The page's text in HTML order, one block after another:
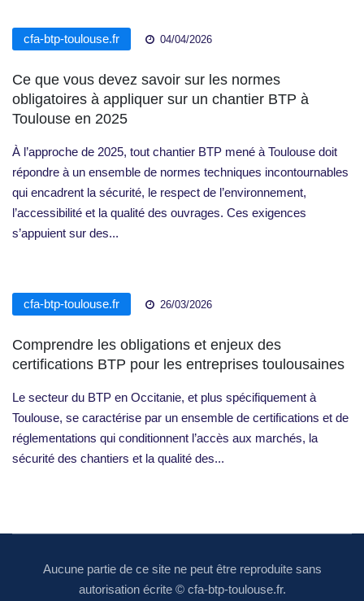
cfa-btp-toulouse.fr 04/04/2026
Ce que vous devez savoir sur les normes
obligatoires à appliquer sur un chantier BTP à
Toulouse en 2025
À l’approche de 2025, tout chantier BTP mené à Toulouse doit
répondre à un ensemble de normes techniques incontournables
qui encadrent la sécurité, le respect de l’environnement,
l’accessibilité et la qualité des ouvrages. Ces exigences
s’appuient sur des...
cfa-btp-toulouse.fr 26/03/2026
Comprendre les obligations et enjeux des
certifications BTP pour les entreprises toulousaines
Le secteur du BTP en Occitanie, et plus spécifiquement à
Toulouse, se caractérise par un ensemble de certifications et de
réglementations qui conditionnent l’accès aux marchés, la
sécurité des chantiers et la qualité des...
Aucune partie de ce site ne peut être reproduite sans
autorisation écrite © cfa-btp-toulouse.fr.